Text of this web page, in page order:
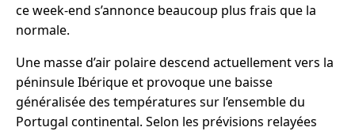
ce week-end s’annonce beaucoup plus frais que la
normale.
Une masse d’air polaire descend actuellement vers la
péninsule Ibérique et provoque une baisse
généralisée des températures sur l’ensemble du
Portugal continental. Selon les prévisions relayées